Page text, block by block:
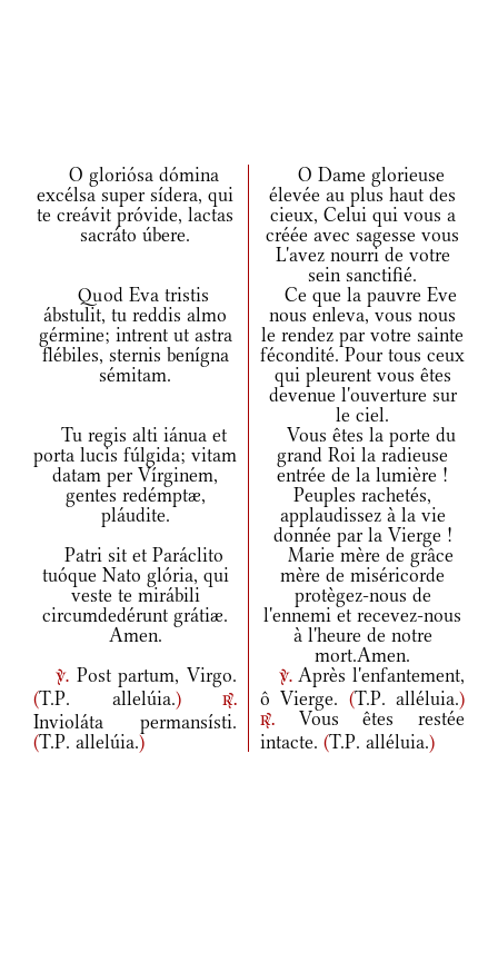
O gloriósa dómina
excélsa super sídera, qui
te creávit próvide, lactas
sacráto úbere.
O Dame glorieuse
élevée au plus haut des
cieux, Celui qui vous a
créée avec sagesse vous
L'avez nourri de votre
sein sanctifié.
Quod Eva tristis
ábstulit, tu reddis almo
gérmine; intrent ut astra
flébiles, sternis benígna
sémitam.
Ce que la pauvre Eve
nous enleva, vous nous
le rendez par votre sainte
fécondité. Pour tous ceux
qui pleurent vous êtes
devenue l'ouverture sur
le ciel.
Tu regis alti iánua et
porta lucis fúlgida; vitam
datam per Vírginem,
gentes redémptæ,
pláudite.
Vous êtes la porte du
grand Roi la radieuse
entrée de la lumière !
Peuples rachetés,
applaudissez à la vie
donnée par la Vierge !
Patri sit et Paráclito
tuóque Nato glória, qui
veste te mirábili
circumdedérunt grátiæ.
Amen.
Marie mère de grâce
mère de miséricorde
protègez-nous de
l'ennemi et recevez-nous
à l'heure de notre
mort.Amen.
v. Post partum, Virgo.
(T.P. allelúia.) r.
Invioláta permansísti.
(T.P. allelúia.)
v.Après l'enfantement,
ô Vierge. (T.P. alléluia.)
r.
Vous êtes restée
intacte. (T.P. alléluia.)